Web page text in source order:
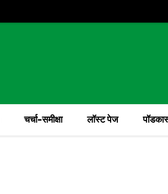
चर्चा-समीक्षा लॉस्ट पेज